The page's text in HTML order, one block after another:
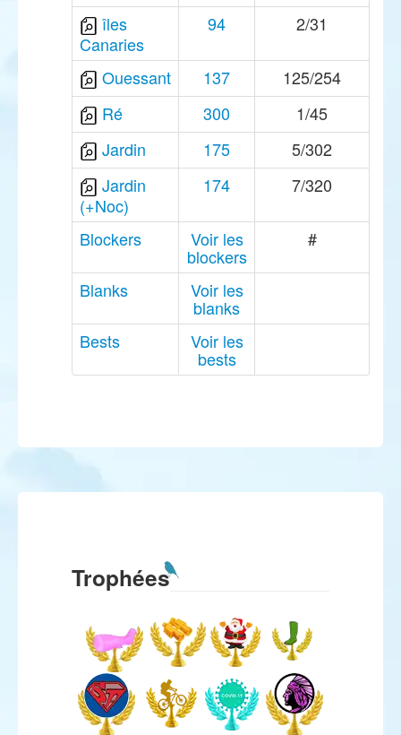
îles
Canaries
94 2/31
Ouessant 137
125/254
Ré
300
1/45
Jardin
175
5/302
Jardin
(+Noc)
174 7/320
Blockers Voir les
blockers
#
Blanks Voir les
blanks
Bests
Voir les
bests
Trophées